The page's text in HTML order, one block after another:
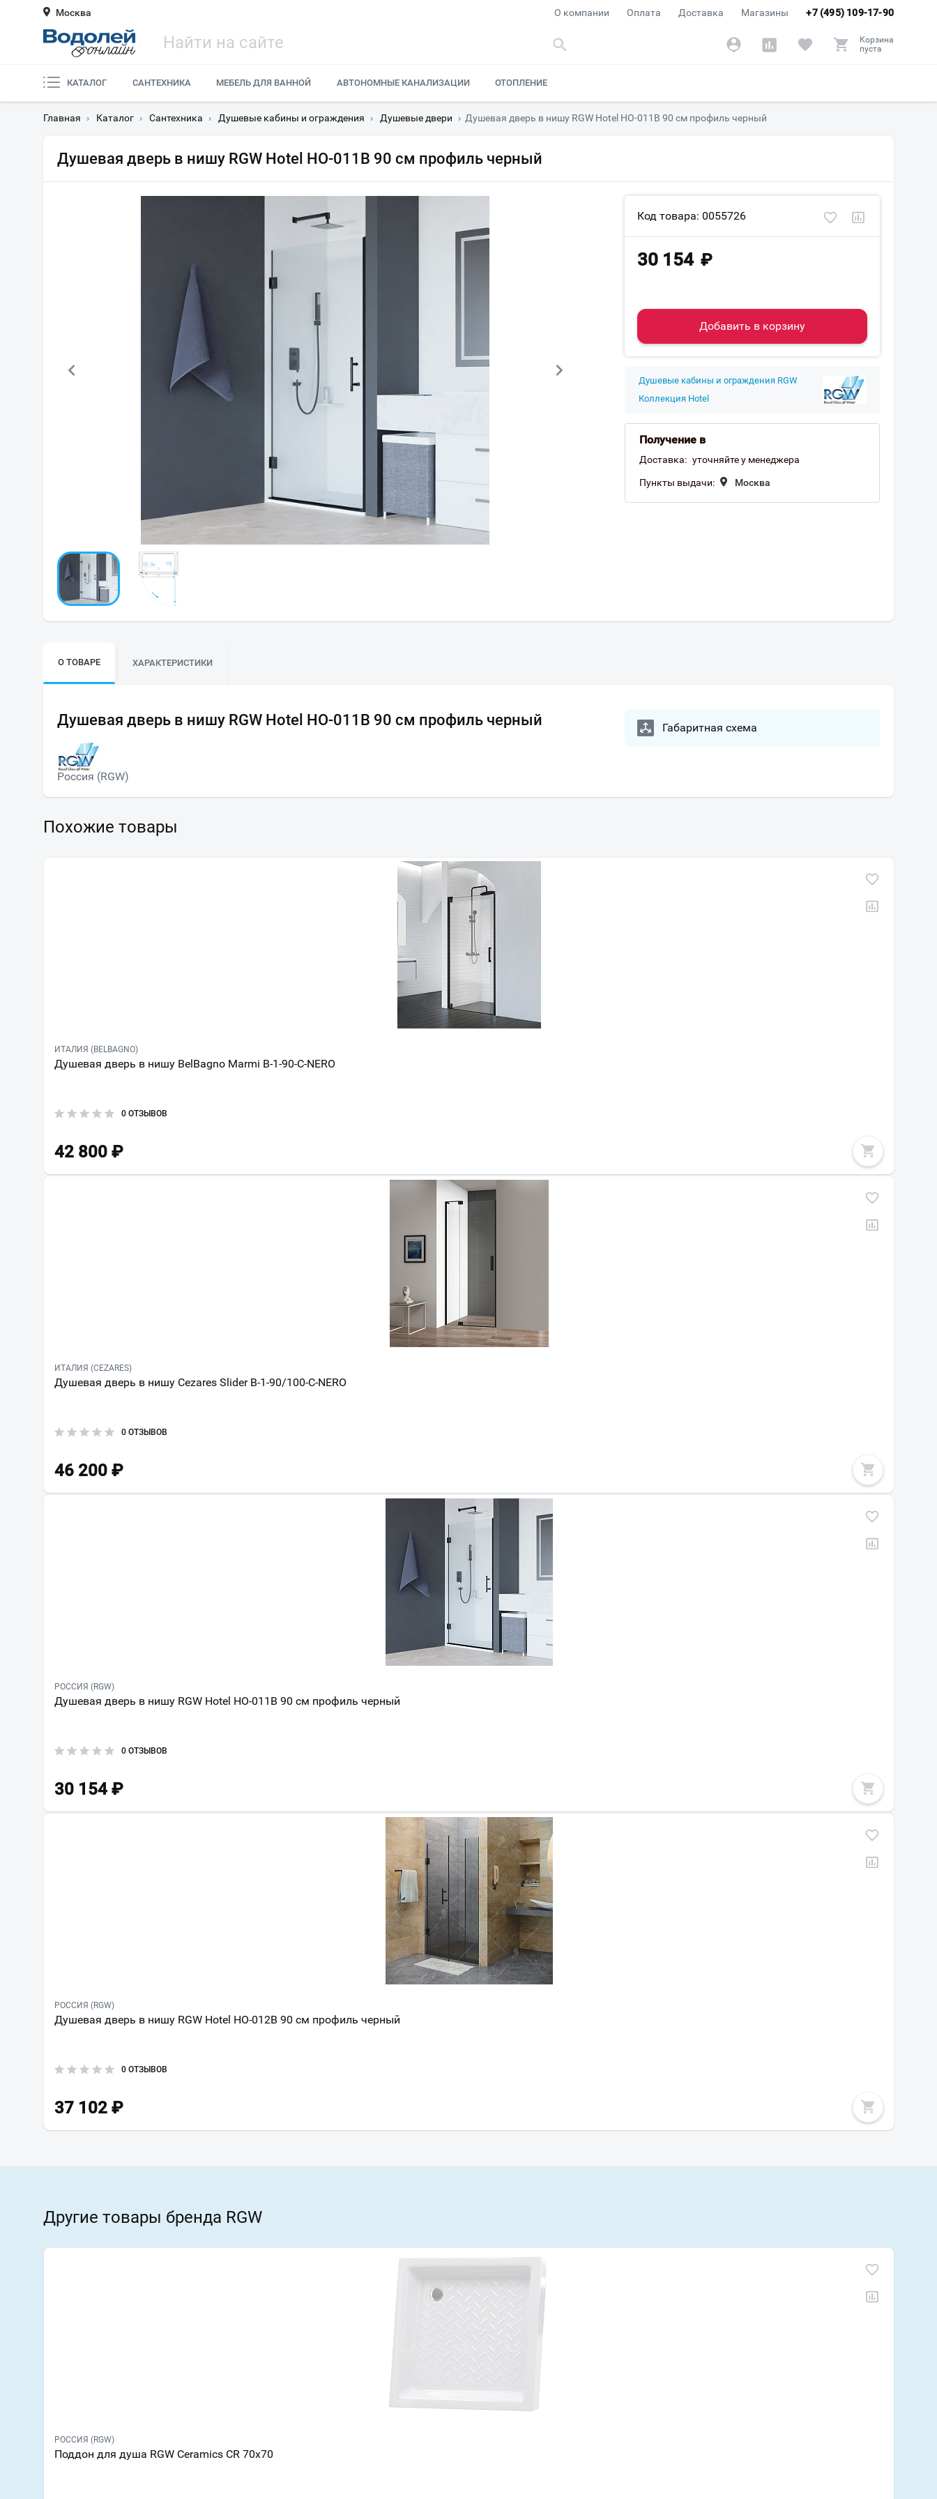
Москва +7 (495) 109-17-90
О компании Оплата Доставка Магазины
Корзина
пуста
КАТАЛОГ САНТЕХНИКА МЕБЕЛЬ ДЛЯ ВАННОЙ АВТОНОМНЫЕ КАНАЛИЗАЦИИ ОТОПЛЕНИЕ
Главная › Каталог › Сантехника › Душевые кабины и ограждения › Душевые двери › Душевая дверь в нишу RGW Hotel HO-011B 90 см профиль черный
Душевая дверь в нишу RGW Hotel HO-011B 90 см профиль черный
Код товара: 0055726
30 154 ₽
Добавить в корзину
Душевые кабины и ограждения RGW
Коллекция Hotel
Получение в
Доставка: уточняйте у менеджера
Пункты выдачи: Москва
О ТОВАРЕ ХАРАКТЕРИСТИКИ
Душевая дверь в нишу RGW Hotel HO-011B 90 см профиль черный
Россия (RGW)
Габаритная схема
Похожие товары
ИТАЛИЯ (BELBAGNO)
Душевая дверь в нишу BelBagno Marmi B-1-90-C-NERO
0 ОТЗЫВОВ
42 800 ₽
ИТАЛИЯ (CEZARES)
Душевая дверь в нишу Cezares Slider B-1-90/100-C-NERO
0 ОТЗЫВОВ
46 200 ₽
РОССИЯ (RGW)
Душевая дверь в нишу RGW Hotel HO-011B 90 см профиль черный
0 ОТЗЫВОВ
30 154 ₽
РОССИЯ (RGW)
Душевая дверь в нишу RGW Hotel HO-012B 90 см профиль черный
0 ОТЗЫВОВ
37 102 ₽
Другие товары бренда RGW
РОССИЯ (RGW)
Поддон для душа RGW Ceramics CR 70х70
Ваш город
Всё верно Сменить город